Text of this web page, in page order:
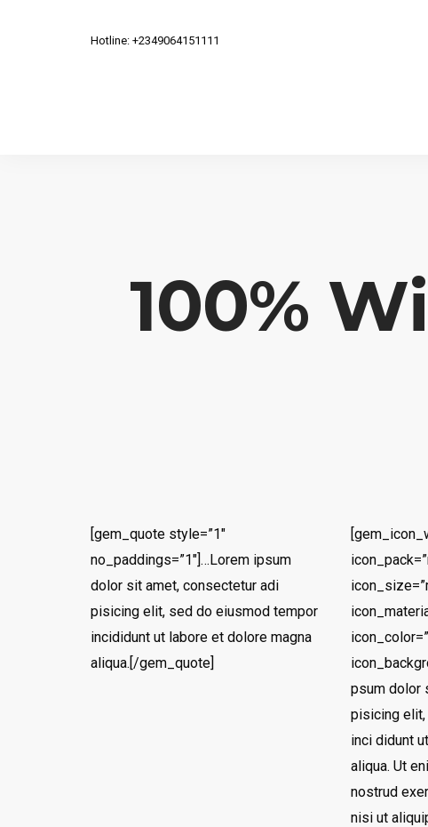
Hotline: +2349064151111
100%
[gem_quote style=”1″
no_paddings=”1″]…Lorem ipsum
dolor sit amet, consectetur adi
pisicing elit, sed do eiusmod tempor
incididunt ut labore et dolore magna
aliqua.[/gem_quote]
psum dolor
pisicing
inci didunt
aliqua. Ut
nostrud
nisi ut